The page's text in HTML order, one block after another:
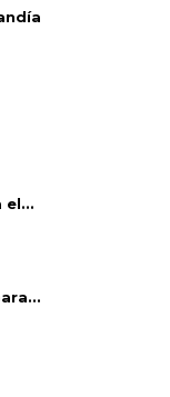
el...